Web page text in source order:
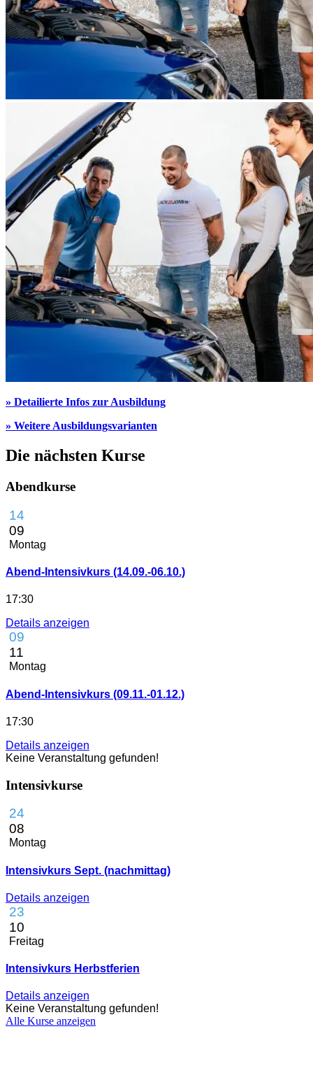
» Detailierte Infos zur Ausbildung
» Weitere Ausbildungsvarianten
Die nächsten Kurse
Abendkurse
14
09
Montag
Abend-Intensivkurs (14.09.-06.10.)
17:30
Details anzeigen
09
11
Montag
Abend-Intensivkurs (09.11.-01.12.)
17:30
Details anzeigen
Keine Veranstaltung gefunden!
Intensivkurse
24
08
Montag
Intensivkurs Sept. (nachmittag)
Details anzeigen
23
10
Freitag
Intensivkurs Herbstferien
Details anzeigen
Keine Veranstaltung gefunden!
Alle Kurse anzeigen